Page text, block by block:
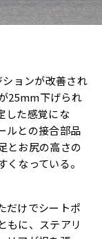
ョンが改善され
25mm下げられ
した感覚にな
ルとの接合部品
とお尻の高さの
なっている。
だけでシートポ
もに、ステアリ